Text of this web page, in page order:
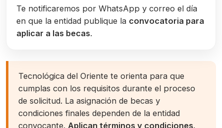
Te notificaremos por WhatsApp y correo el día
en que la entidad publique la convocatoria para
aplicar a las becas.
Tecnológica del Oriente te orienta para que
cumplas con los requisitos durante el proceso
de solicitud. La asignación de becas y
condiciones finales dependen de la entidad
convocante. Aplican términos y condiciones.